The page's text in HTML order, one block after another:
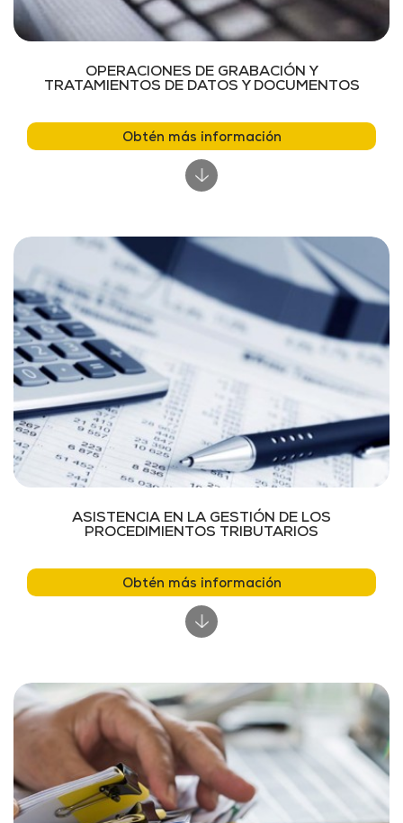
OPERACIONES DE GRABACIÓN Y
TRATAMIENTOS DE DATOS Y DOCUMENTOS
Obtén más información
ASISTENCIA EN LA GESTIÓN DE LOS
PROCEDIMIENTOS TRIBUTARIOS
Obtén más información